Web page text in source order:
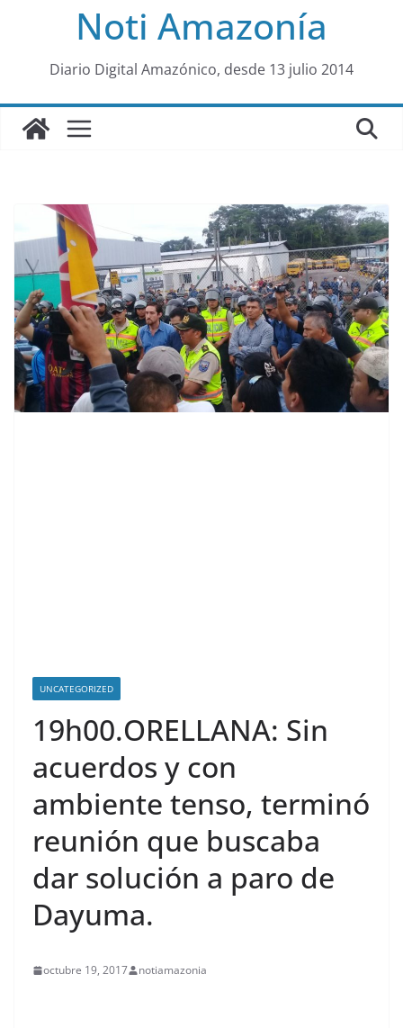
al
Noti Amazonía
Diario Digital Amazónico, desde 13 julio 2014
UNCATEGORIZED
19h00.ORELLANA: Sin
acuerdos y con
ambiente tenso, terminó
reunión que buscaba
dar solución a paro de
Dayuma.
octubre 19, 2017 notiamazonia